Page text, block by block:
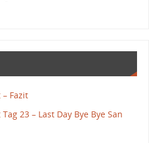
Fazit
23 – Last Day Bye Bye San